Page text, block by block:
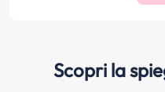
Scopri la